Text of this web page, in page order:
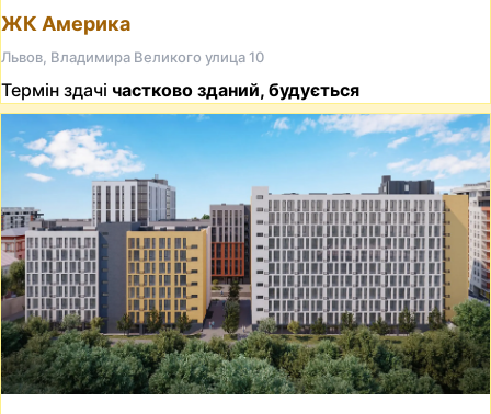
ЖК Америка
Львов, Владимира Великого улица 10
Термін здачі частково зданий, будується